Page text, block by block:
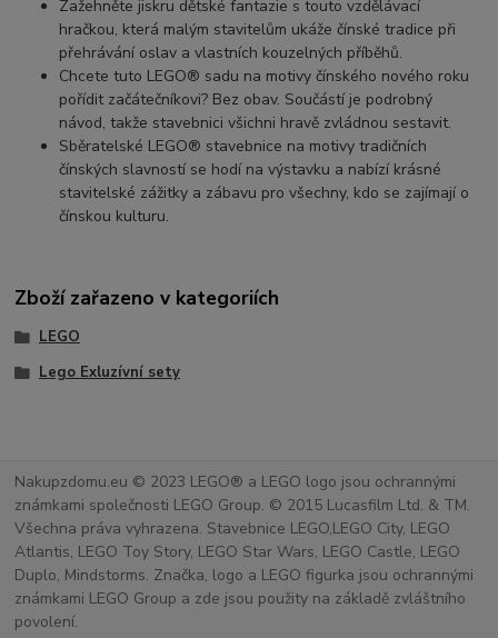
Zažehněte jiskru dětské fantazie s touto vzdělávací
hračkou, která malým stavitelům ukáže čínské tradice při
přehrávání oslav a vlastních kouzelných příběhů.
Chcete tuto LEGO® sadu na motivy čínského nového roku
pořídit začátečníkovi? Bez obav. Součástí je podrobný
návod, takže stavebnici všichni hravě zvládnou sestavit.
Sběratelské LEGO® stavebnice na motivy tradičních
čínských slavností se hodí na výstavku a nabízí krásné
stavitelské zážitky a zábavu pro všechny, kdo se zajímají o
čínskou kulturu.
Zboží zařazeno v kategoriích
LEGO
Lego Exluzívní sety
Nakupzdomu.eu © 2023 LEGO® a LEGO logo jsou ochrannými
známkami společnosti LEGO Group. © 2015 Lucasfilm Ltd. & TM.
Všechna práva vyhrazena. Stavebnice LEGO,LEGO City, LEGO
Atlantis, LEGO Toy Story, LEGO Star Wars, LEGO Castle, LEGO
Duplo, Mindstorms. Značka, logo a LEGO figurka jsou ochrannými
známkami LEGO Group a zde jsou použity na základě zvláštního
povolení.